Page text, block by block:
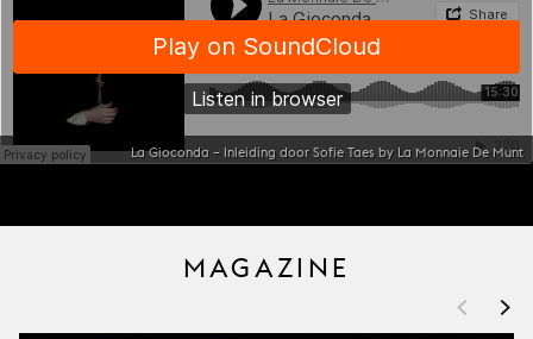
La Gioconda – Inleiding door Sofie Taes by La Monnaie De Munt
MAGAZINE
< >